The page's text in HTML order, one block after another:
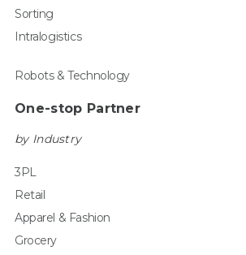
Sorting
Intralogistics
Robots & Technology
One-stop Partner
by Industry
3PL
Retail
Apparel & Fashion
Grocery